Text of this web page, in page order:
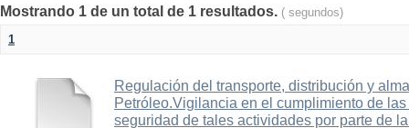
Mostrando 1 de un total de 1 resultados. ( segundos)
1
Regulación del transporte, distribución y
Petróleo.Vigilancia en el cumplimiento de
seguridad de tales actividades por parte de